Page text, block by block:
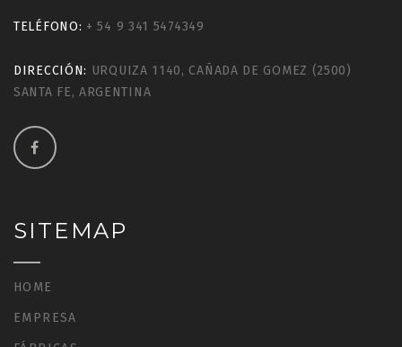
TELÉFONO: + 54 9 341 5474349
DIRECCIÓN: URQUIZA 1140, CAÑADA DE GOMEZ (2500)
SANTA FE, ARGENTINA
SITEMAP
HOME
EMPRESA